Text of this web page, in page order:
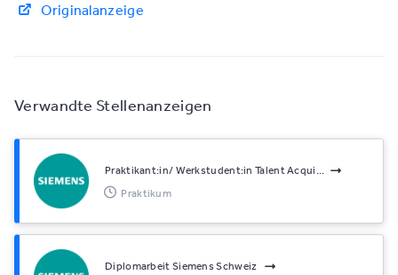
Verwandte Stellenanzeigen
Praktikant:in/ Werkstudent:in Talent Acqui...
Praktikum
Diplomarbeit Siemens Schweiz
Originalanzeige